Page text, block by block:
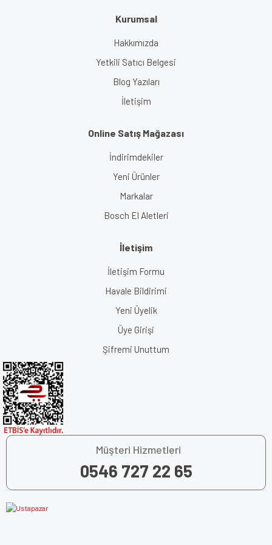
Kurumsal
Hakkımızda
Yetkili Satıcı Belgesi
Blog Yazıları
İletişim
Online Satış Mağazası
İndirimdekiler
Yeni Ürünler
Markalar
Bosch El Aletleri
İletişim
İletişim Formu
Havale Bildirimi
Yeni Üyelik
Üye Girişi
Şifremi Unuttum
Müşteri Hizmetleri
0546 727 22 65